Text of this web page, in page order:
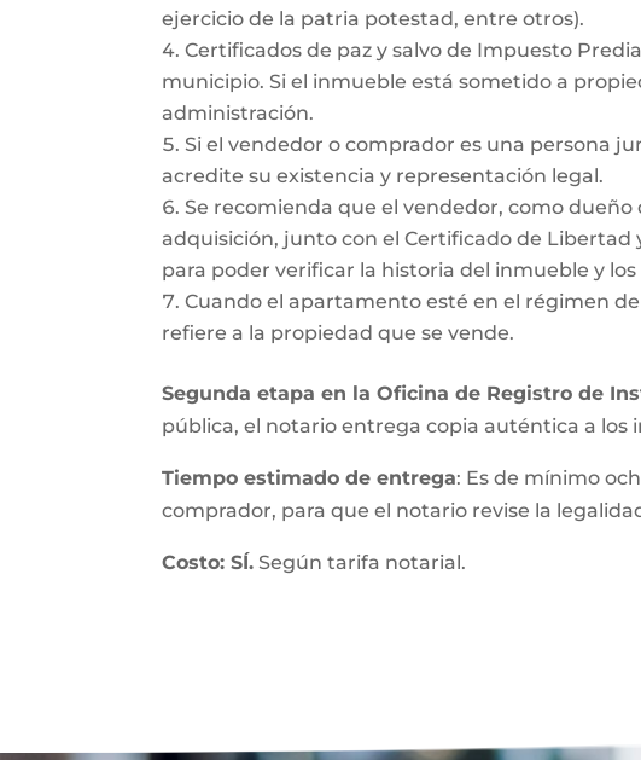
ejercicio de la patria potestad, entre otros).
Certificados de paz y salvo de Impuesto
municipio. Si el inmueble está sometido a
administración.
Si el vendedor o comprador es una persona
acredite su existencia y representación legal.
Se recomienda que el vendedor, como
adquisición, junto con el Certificado de Libertad
para poder verificar la historia del inmueble y los
Cuando el apartamento esté en el régimen
refiere a la propiedad que se vende.
Segunda etapa en la Oficina de Registro de
pública, el notario entrega copia auténtica a los
Tiempo estimado de entrega: Es de mínimo
comprador, para que el notario revise la
Costo: SÍ. Según tarifa notarial.